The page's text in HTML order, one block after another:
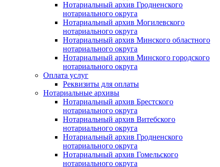
Нотариальный архив Гродненского
нотариального округа
Нотариальный архив Могилевского
нотариального округа
Нотариальный архив Минского областного
нотариального округа
Нотариальный архив Минского городского
нотариального округа
Оплата услуг
Реквизиты для оплаты
Нотариальные архивы
Нотариальный архив Брестского
нотариального округа
Нотариальный архив Витебского
нотариального округа
Нотариальный архив Гродненского
нотариального округа
Нотариальный архив Гомельского
нотариального округа